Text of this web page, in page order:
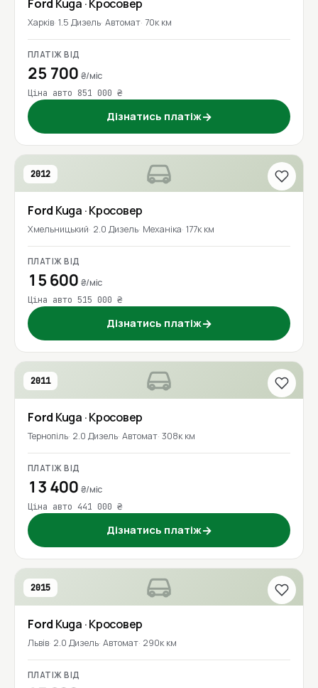
Ford Kuga · Кросовер
Харків 1.5 Дизель Автомат 70к км
ПЛАТІЖ ВІД
25 700 ₴/міс
Ціна авто 851 000 ₴
Дізнатись платіж→
2012
Ford Kuga · Кросовер
Хмельницький 2.0 Дизель Механіка 177к км
ПЛАТІЖ ВІД
15 600 ₴/міс
Ціна авто 515 000 ₴
Дізнатись платіж→
2011
Ford Kuga · Кросовер
Тернопіль 2.0 Дизель Автомат 308к км
ПЛАТІЖ ВІД
13 400 ₴/міс
Ціна авто 441 000 ₴
Дізнатись платіж→
2015
Ford Kuga · Кросовер
Львів 2.0 Дизель Автомат 290к км
ПЛАТІЖ ВІД